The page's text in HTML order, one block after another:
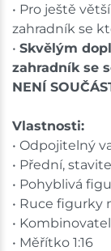
• Pro ještě
zahradník se
• Skvělým
zahradník se
NENÍ
Vlastnosti:
• Odpojitelný
• Přední,
• Pohyblivá
• Ruce figurky
•
• Měřítko 1:16